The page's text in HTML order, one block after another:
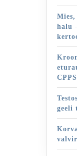
halu
CPPS
geeli